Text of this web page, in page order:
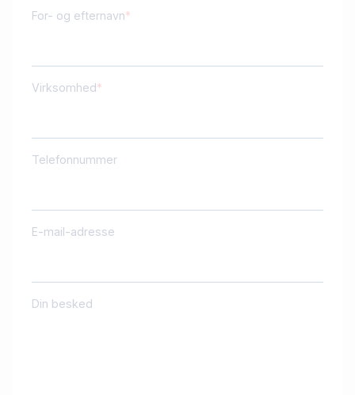
For- og efternavn
Virksomhed
Telefonnummer
E-mail-adresse
Din besked